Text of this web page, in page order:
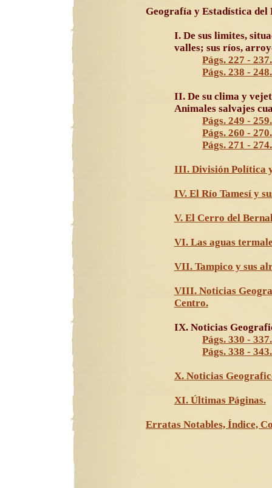
Geografía y Estadística del
I. De sus limites,
valles; sus ríos,
Págs. 227 - 237.
Págs. 238 - 248.
II. De su clima y
Animales salvajes
Págs. 249 - 259.
Págs. 260 - 270.
Págs. 271 - 274.
III. División Política
IV. El Río Tamesí y
V. El Cerro del
VI. Las aguas
VII. Tampico y sus
VIII. Noticias
Centro.
IX. Noticias
Págs. 330 - 337.
Págs. 338 - 343.
X. Noticias
XI. Últimas Páginas.
Erratas Notables, Índice,